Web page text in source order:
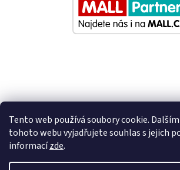
Tento web používá soubory cookie.
tohoto webu vyjadřujete souhlas s jejich
informacízde.